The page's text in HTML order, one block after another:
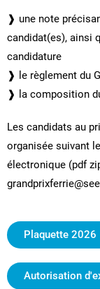
❱ une note
candidat(es), ainsi
candidature
❱ le règlement du
❱ la composition
Les candidats au
organisée suivant
électronique (pdf
Plaquette 2026
Autorisation